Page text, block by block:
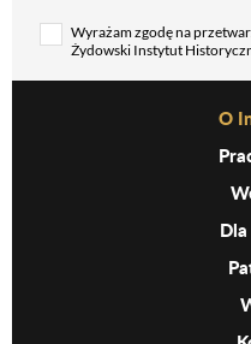
Wyrażam zgodę na
Żydowski Instytut
do wysyłki informacji (np.
Polityką prywatności.
wycofać, w sposób
Before Footer Menu
O